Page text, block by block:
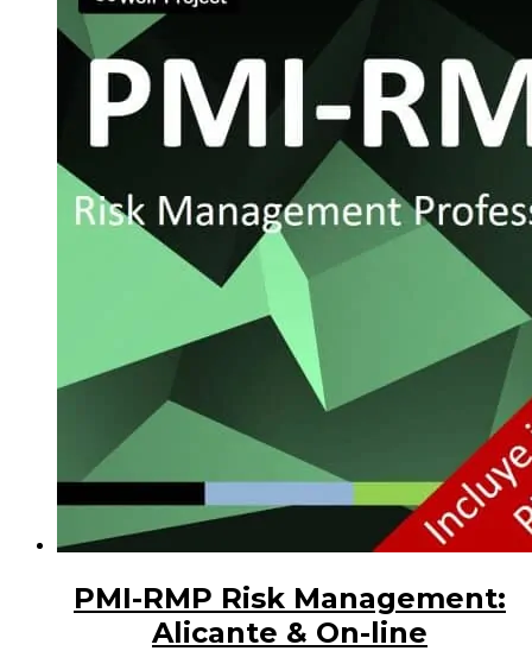
PMI-RMP Risk Management:
Alicante & On-line